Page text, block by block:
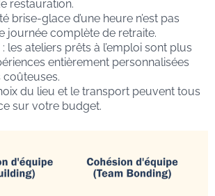
restauration.
brise-glace d’une heure n’est pas
journée complète de retraite.
: les ateliers prêts à l’emploi sont plus
entièrement personnalisées
du lieu et le transport peuvent tous
sur votre budget.